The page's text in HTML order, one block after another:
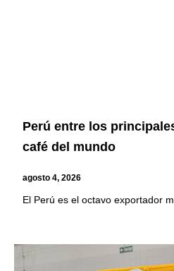
Perú entre los
café del mundo
agosto 4, 2026
El Perú es el octavo exportador